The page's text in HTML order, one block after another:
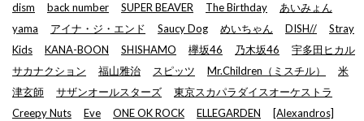
dism
back number SUPER BEAVER The Birthday
あいみょん
yama
アイナ・ジ・エンド Saucy Dog めいちゃん DISH//
Stray
Kids
KANA-BOON SHISHAMO 欅坂46 乃木坂46
宇多田ヒカル
サカナクション
福山雅治 スピッツ Mr.Children（ミスチル）
米
津玄師
サザンオールスターズ
東京スカパラダイスオーケストラ
Creepy Nuts
Eve ONE OK ROCK ELLEGARDEN
[Alexandros]